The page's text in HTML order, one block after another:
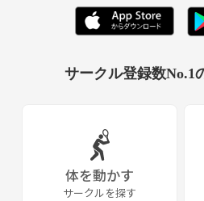
サークル登録数No.1
体を動かす
サークルを探す